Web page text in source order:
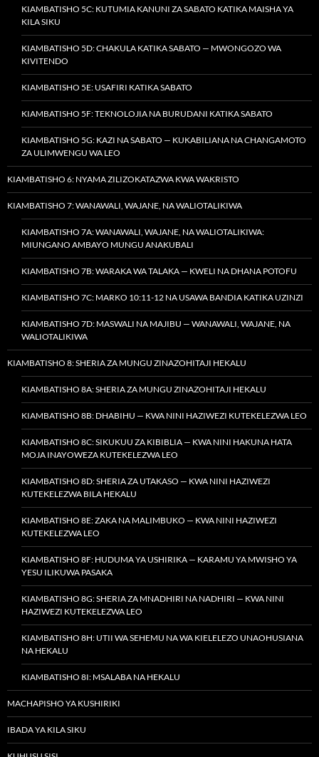
KIAMBATISHO 5C: KUTUMIA KANUNI ZA SABATO KATIKA MAISHA YA
KILA SIKU
KIAMBATISHO 5D: CHAKULA KATIKA SABATO — MWONGOZO WA
KIVITENDO
KIAMBATISHO 5E: USAFIRI KATIKA SABATO
KIAMBATISHO 5F: TEKNOLOJIA NA BURUDANI KATIKA SABATO
KIAMBATISHO 5G: KAZI NA SABATO — KUKABILIANA NA CHANGAMOTO
ZA ULIMWENGU WA LEO
KIAMBATISHO 6: NYAMA ZILIZOKATAZWA KWA WAKRISTO
KIAMBATISHO 7: WANAWALI, WAJANE, NA WALIOTALIKIWA
KIAMBATISHO 7A: WANAWALI, WAJANE, NA WALIOTALIKIWA:
MIUNGANO AMBAYO MUNGU ANAKUBALI
KIAMBATISHO 7B: WARAKA WA TALAKA — KWELI NA DHANA POTOFU
KIAMBATISHO 7C: MARKO 10:11-12 NA USAWA BANDIA KATIKA UZINZI
KIAMBATISHO 7D: MASWALI NA MAJIBU — WANAWALI, WAJANE, NA
WALIOTALIKIWA
KIAMBATISHO 8: SHERIA ZA MUNGU ZINAZOHITAJI HEKALU
KIAMBATISHO 8A: SHERIA ZA MUNGU ZINAZOHITAJI HEKALU
KIAMBATISHO 8B: DHABIHU — KWA NINI HAZIWEZI KUTEKELEZWA LEO
KIAMBATISHO 8C: SIKUKUU ZA KIBIBLIA — KWA NINI HAKUNA HATA
MOJA INAYOWEZA KUTEKELEZWA LEO
KIAMBATISHO 8D: SHERIA ZA UTAKASO — KWA NINI HAZIWEZI
KUTEKELEZWA BILA HEKALU
KIAMBATISHO 8E: ZAKA NA MALIMBUKO — KWA NINI HAZIWEZI
KUTEKELEZWA LEO
KIAMBATISHO 8F: HUDUMA YA USHIRIKA — KARAMU YA MWISHO YA
YESU ILIKUWA PASAKA
KIAMBATISHO 8G: SHERIA ZA MNADHIRI NA NADHIRI — KWA NINI
HAZIWEZI KUTEKELEZWA LEO
KIAMBATISHO 8H: UTII WA SEHEMU NA WA KIELELEZO UNAOHUSIANA
NA HEKALU
KIAMBATISHO 8I: MSALABA NA HEKALU
MACHAPISHO YA KUSHIRIKI
IBADA YA KILA SIKU